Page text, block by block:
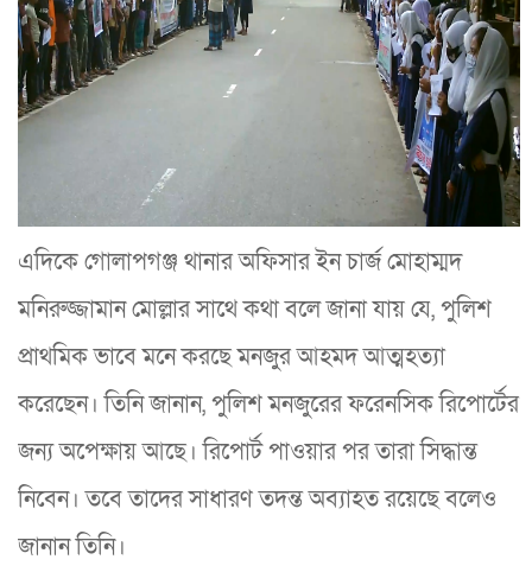
এদিকে গোলাপগঞ্জ থানার অফিসার ইন চার্জ মোহাম্মদ
মনিরুজ্জামান মোল্লার সাথে কথা বলে জানা যায় যে, পুলিশ
প্রাথমিক ভাবে মনে করছে মনজুর আহমদ আত্মহত্যা
করেছেন। তিনি জানান, পুলিশ মনজুরের ফরেনসিক রিপোর্টের
জন্য অপেক্ষায় আছে। রিপোর্ট পাওয়ার পর তারা সিদ্ধান্ত
নিবেন। তবে তাদের সাধারণ তদন্ত অব্যাহত রয়েছে বলেও
জানান তিনি।